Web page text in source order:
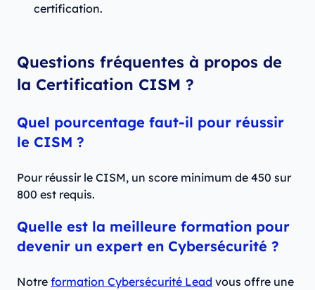
certification.
Questions fréquentes à propos de
la Certification CISM ?
Quel pourcentage faut-il pour réussir
le CISM ?
Pour réussir le CISM, un score minimum de 450 sur
800 est requis.
Quelle est la meilleure formation pour
devenir un expert en Cybersécurité ?
Notre formation Cybersécurité Lead vous offre une